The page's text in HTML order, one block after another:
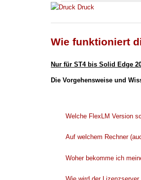
Druck
Wie funktioniert
Nur für ST4 bis Solid Edge
Die Vorgehensweise und
Welche FlexLM Version
Auf welchem Rechner
Woher bekomme ich